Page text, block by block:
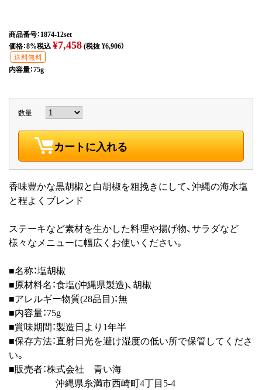
商品番号：1874-12set
価格：8%税込¥7,458(税抜 ¥6,906）
送料無料
内容量：75g
数量
カートに入れる
香味豊かな黒胡椒と白胡椒を粗挽きにして、沖縄の海水塩
と程よくブレンド
ステーキなど素材を生かした料理や揚げ物、サラダなど
様々なメニューに幅広くお使いください。
■名称：塩胡椒
■原材料名：食塩(沖縄県製造)、胡椒
■アレルギー物質(28品目)：無
■内容量：75g
■賞味期間：製造日より1年半
■保存方法：直射日光を避け湿度の低い所で保管してくださ
い。
■販売者：株式会社 青い海
沖縄県糸満市西崎町4丁目5-4